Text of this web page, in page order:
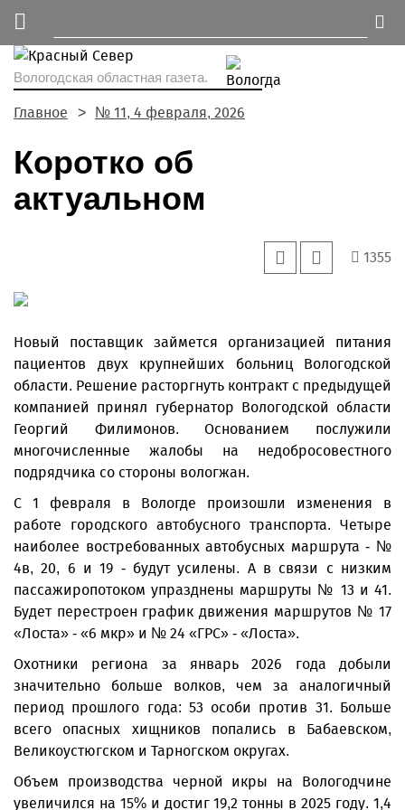
Вологодская областная газета.
Главное № 11, 4 февраля, 2026
Коротко об
актуальном
1355
Новый поставщик займется организацией питания
пациентов двух крупнейших больниц Вологодской
области. Решение расторгнуть контракт с предыдущей
компанией принял губернатор Вологодской области
Георгий Филимонов. Основанием послужили
многочисленные жалобы на недобросовестного
подрядчика со стороны вологжан.
С 1 февраля в Вологде произошли изменения в
работе городского автобусного транспорта. Четыре
наиболее востребованных автобусных маршрута - №
4в, 20, 6 и 19 - будут усилены. А в связи с низким
пассажиропотоком упразднены маршруты № 13 и 41.
Будет перестроен график движения маршрутов № 17
«Лоста» - «6 мкр» и № 24 «ГРС» - «Лоста».
Охотники региона за январь 2026 года добыли
значительно больше волков, чем за аналогичный
период прошлого года: 53 особи против 31. Больше
всего опасных хищников попались в Бабаевском,
Великоустюгском и Тарногском округах.
Объем производства черной икры на Вологодчине
увеличился на 15% и достиг 19,2 тонны в 2025 году. 1,4